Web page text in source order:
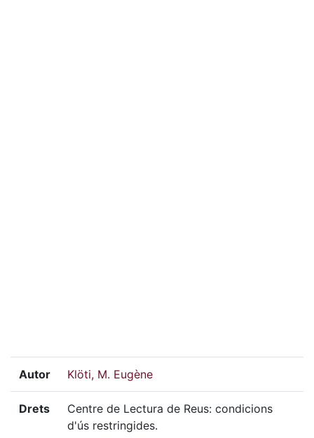
Autor Klöti, M. Eugène
Drets
Centre de Lectura de Reus: condicions
d'ús restringides.